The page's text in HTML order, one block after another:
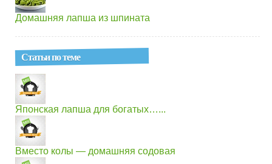
Домашняя лапша из шпината
Статьи по теме
Японская лапша для богатых…...
Вместо колы — домашняя содовая